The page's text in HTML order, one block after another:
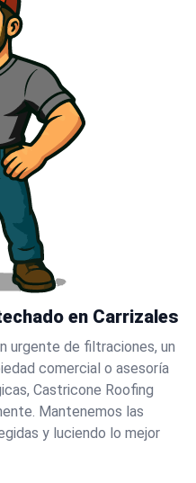
en Carrizales
urgente de filtraciones, un
comercial o asesoría
Castricone Roofing
Mantenemos las
y luciendo lo mejor